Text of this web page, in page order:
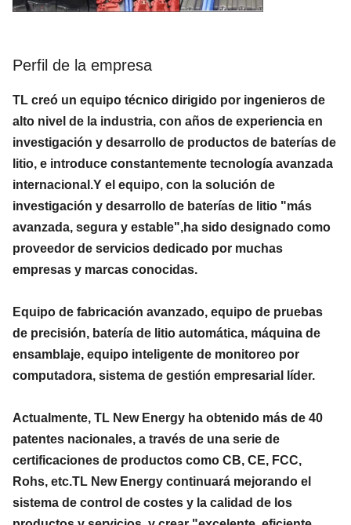
Perfil de la empresa
TL creó un equipo técnico dirigido por ingenieros de
alto nivel de la industria, con años de experiencia en
investigación y desarrollo de productos de baterías de
litio, e introduce constantemente tecnología avanzada
internacional.Y el equipo, con la solución de
investigación y desarrollo de baterías de litio "más
avanzada, segura y estable",ha sido designado como
proveedor de servicios dedicado por muchas
empresas y marcas conocidas.
Equipo de fabricación avanzado, equipo de pruebas
de precisión, batería de litio automática, máquina de
ensamblaje, equipo inteligente de monitoreo por
computadora, sistema de gestión empresarial líder.
Actualmente, TL New Energy ha obtenido más de 40
patentes nacionales, a través de una serie de
certificaciones de productos como CB, CE, FCC,
Rohs, etc.TL New Energy continuará mejorando el
sistema de control de costes y la calidad de los